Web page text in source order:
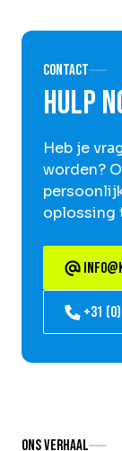
Contact
Hulp
Heb je
worden?
oplossing
+31
Ons verhaal